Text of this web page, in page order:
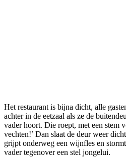
Het restaurant is bijna dicht, alle
achter in de eetzaal als ze de
vader hoort. Die roept, met een stem
vechten!’ Dan slaat de deur weer
grijpt onderweg een wijnfles en
vader tegenover een stel jongelui.